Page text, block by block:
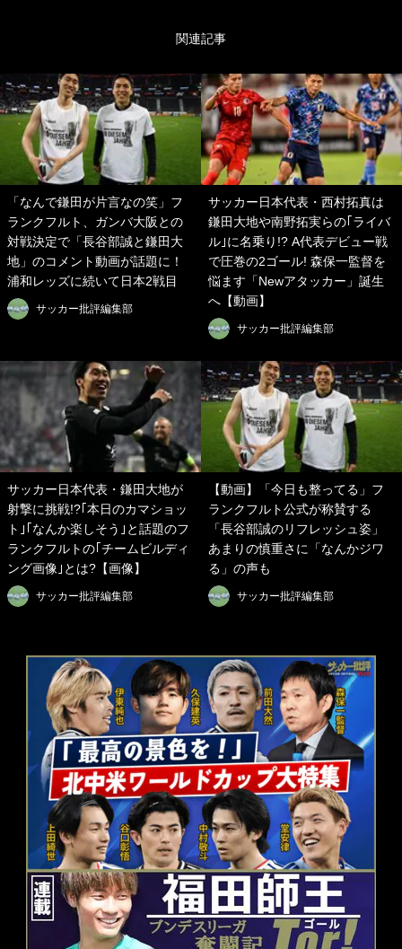
関連記事
「なんで鎌田が片言なの笑」フ
ランクフルト、ガンバ大阪との
対戦決定で「長谷部誠と鎌田大
地」のコメント動画が話題に！
浦和レッズに続いて日本2戦目
サッカー批評編集部
サッカー日本代表・西村拓真は
鎌田大地や南野拓実らの｢ライバ
ル｣に名乗り!? A代表デビュー戦
で圧巻の2ゴール! 森保一監督を
悩ます「Newアタッカー」誕生
へ【動画】
サッカー批評編集部
サッカー日本代表・鎌田大地が
射撃に挑戦!?｢本日のカマショッ
ト｣｢なんか楽しそう｣と話題のフ
ランクフルトの｢チームビルディ
ング画像｣とは?【画像】
サッカー批評編集部
【動画】「今日も整ってる」フ
ランクフルト公式が称賛する
「長谷部誠のリフレッシュ姿」
あまりの慎重さに「なんかジワ
る」の声も
サッカー批評編集部